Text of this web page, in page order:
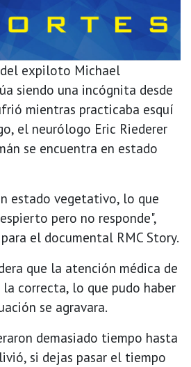
expiloto Michael
siendo una incógnita desde
mientras practicaba esquí
el neurólogo Eric Riederer
se encuentra en estado
estado vegetativo, lo que
pero no responde",
el documental RMC Story.
que la atención médica de
correcta, lo que pudo haber
se agravara.
demasiado tiempo hasta
si dejas pasar el tiempo